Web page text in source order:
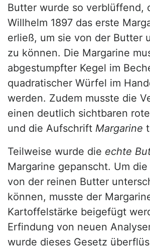
Butter wurde so verblüffend,
Willhelm 1897 das erste
erließ, um sie von der Butter
zu können. Die Margarine
abgestumpfter Kegel im
quadratischer Würfel im
werden. Zudem musste die
einen deutlich sichtbaren
und die Aufschrift Margarine
Teilweise wurde die echte
Margarine gepanscht. Um
von der reinen Butter
können, musste der
Kartoffelstärke beigefügt
Erfindung von neuen
wurde dieses Gesetz